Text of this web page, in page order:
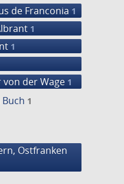
de Franconia 1
1
1
der Wage 1
1
Ostfranken